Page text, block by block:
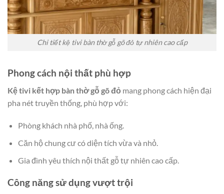
Chi tiết kệ tivi bàn thờ gỗ gõ đỏ tự nhiên cao cấp
Phong cách nội thất phù hợp
Kệ tivi kết hợp bàn thờ gỗ gõ đỏ mang phong cách hiện đại
pha nét truyền thống, phù hợp với:
Phòng khách nhà phố, nhà ống.
Căn hộ chung cư có diện tích vừa và nhỏ.
Gia đình yêu thích nội thất gỗ tự nhiên cao cấp.
Công năng sử dụng vượt trội